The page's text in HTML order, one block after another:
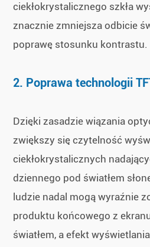
ciekłokrystalicznego szkła
znacznie zmniejsza odbicie
poprawę stosunku kontrastu.
2. Poprawa technologii
Dzięki zasadzie wiązania
zwiększy się czytelność
ciekłokrystalicznych
dziennego pod światłem
ludzie nadal mogą wyraźnie
produktu końcowego z
światłem, a efekt